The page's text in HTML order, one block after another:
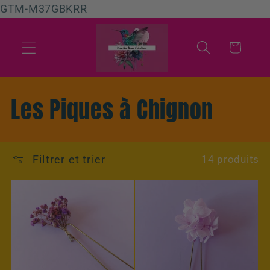
GTM-M37GBKRR
et
passer
contenu
Panier
C
l
Les Piques à Chignon
Filtrer et trier 14 produits